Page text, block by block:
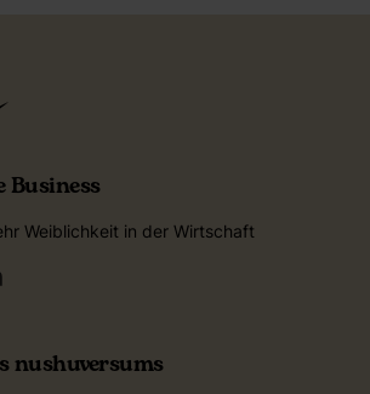
Business
Weiblichkeit in der Wirtschaft
nushuversums